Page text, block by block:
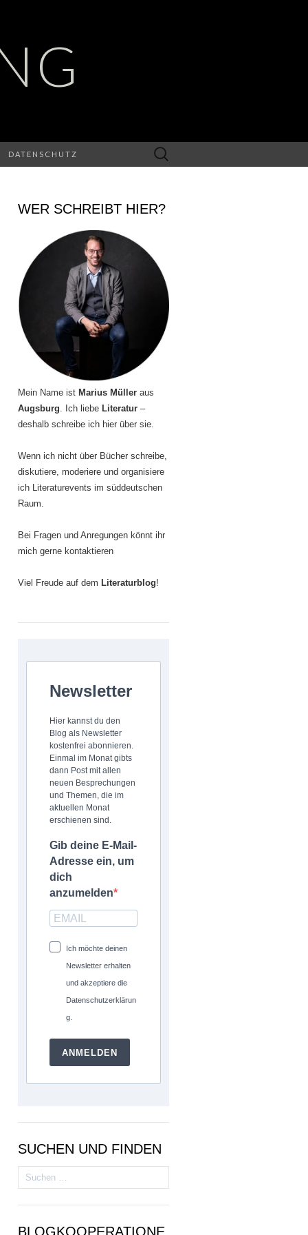
DATENSCHUTZ
Suchen
nach:
WER SCHREIBT HIER?
Mein Name ist Marius Müller aus
Augsburg. Ich liebe Literatur –
deshalb schreibe ich hier über sie.
Wenn ich nicht über Bücher schreibe,
diskutiere, moderiere und organisiere
ich Literaturevents im süddeutschen
Raum.
Bei Fragen und Anregungen könnt ihr
mich gerne kontaktieren
Viel Freude auf dem Literaturblog!
Newsletter
Hier kannst du den
Blog als Newsletter
kostenfrei abonnieren.
Einmal im Monat gibts
dann Post mit allen
neuen Besprechungen
und Themen, die im
aktuellen Monat
erschienen sind.
Gib deine E-Mail-
Adresse ein, um
dich
anzumelden
Ich möchte deinen
Newsletter erhalten
und akzeptiere die
Datenschutzerklärun
g.
ANMELDEN
SUCHEN UND FINDEN
Suchen
nach:
BLOGKOOPERATIONE